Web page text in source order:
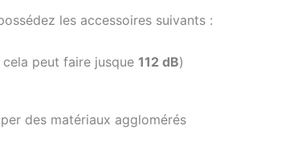
les accessoires suivants :
cela peut faire jusque 112 dB)
des matériaux agglomérés